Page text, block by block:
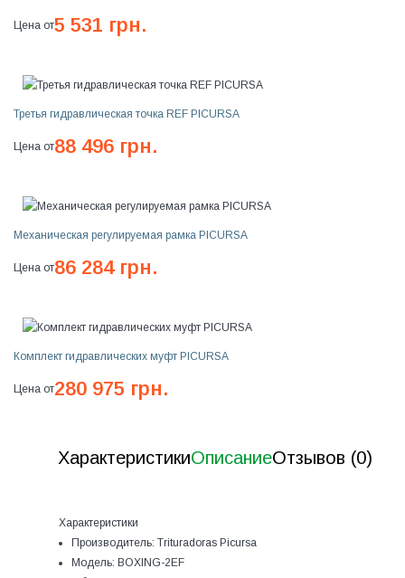
Цена от5 531 грн.
Третья гидравлическая точка REF PICURSA
Цена от88 496 грн.
Механическая регулируемая рамка PICURSA
Цена от86 284 грн.
Комплект гидравлических муфт PICURSA
Цена от280 975 грн.
ХарактеристикиОписаниеОтзывов (0)
Характеристики
Производитель: Trituradoras Picursa
Модель: BOXING-2EF